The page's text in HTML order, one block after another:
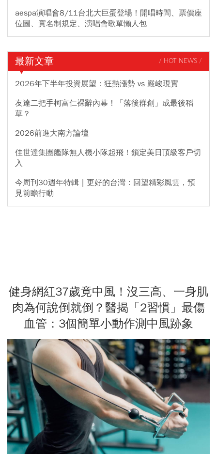
aespa演唱會8/11台北大巨蛋登場！開唱時間、票價座
位圖、實名制規定、演唱會歌單懶人包
最新文章 / HOT NEWS /
2026年下半年投資展望：狂熱漲勢 vs 嚴峻現實
友達二把手柯富仁裸辭內幕！「落後群創」成最後稻
草？
2026前進大南方論壇
佳世達集團艦隊無人機小隊起飛！鎖定美日頂級客戶切
入
今周刊30週年特輯｜更好的台灣：回望精彩風雲，預
見前瞻行動
健身網紅37歲竟中風！沒三高、一身肌
肉為何說倒就倒？醫揭「2習慣」最傷
血管：3個簡單小動作測中風跡象